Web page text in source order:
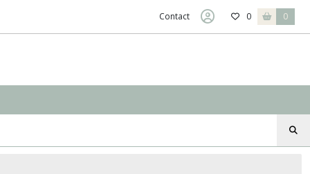
Contact 0 0